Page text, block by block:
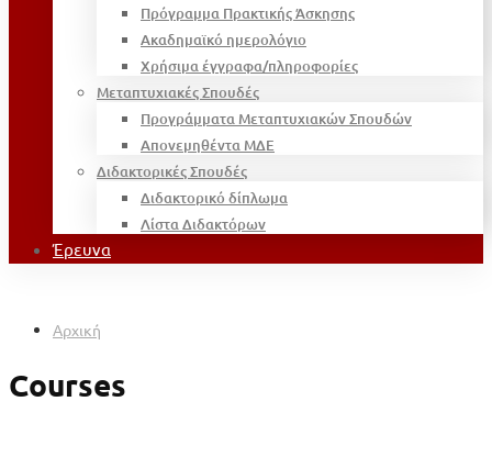
Πρόγραμμα Πρακτικής Άσκησης
Ακαδημαϊκό ημερολόγιο
Χρήσιμα έγγραφα/πληροφορίες
Μεταπτυχιακές Σπουδές
Προγράμματα Μεταπτυχιακών Σπουδών
Απονεμηθέντα ΜΔΕ
Διδακτορικές Σπουδές
Διδακτορικό δίπλωμα
Λίστα Διδακτόρων
Έρευνα
Αρχική
Courses